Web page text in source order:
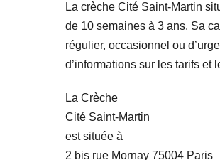
La crèche Cité Saint-Martin
de 10 semaines à 3 ans. Sa
régulier, occasionnel ou
d’informations sur les tarifs et
La Crèche
Cité Saint-Martin
est située à
2 bis rue Mornay 75004 Paris